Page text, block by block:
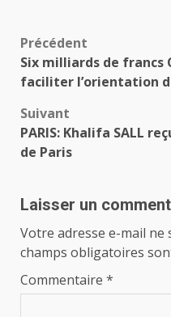
Navigation
d’article
Précédent
Six milliards de francs
faciliter l’orientation
Suivant
PARIS: Khalifa SALL
de Paris
Laisser un
Votre adresse e-mail ne
champs obligatoires
Commentaire *